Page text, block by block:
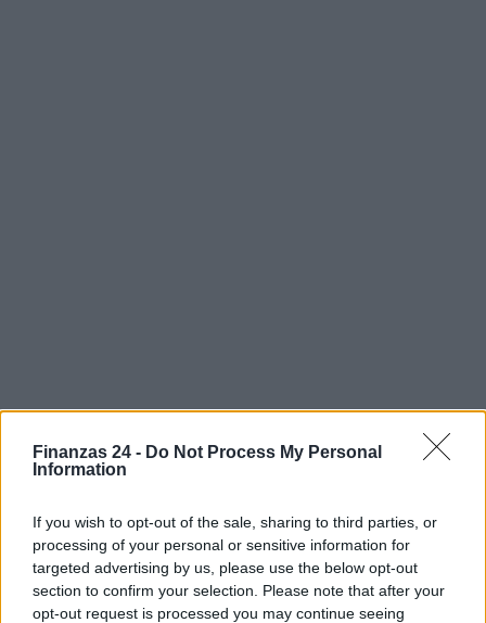
Finanzas 24 - Do Not Process My Personal
Information
If you wish to opt-out of the sale, sharing to third parties, or
processing of your personal or sensitive information for
targeted advertising by us, please use the below opt-out
section to confirm your selection. Please note that after your
opt-out request is processed you may continue seeing
Sigue leyendo
NEWS